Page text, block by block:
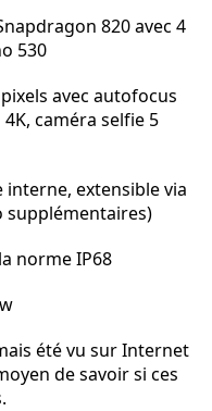
820 avec 4
530
avec autofocus
caméra selfie 5
interne, extensible via
supplémentaires)
norme IP68
été vu sur Internet
de savoir si ces